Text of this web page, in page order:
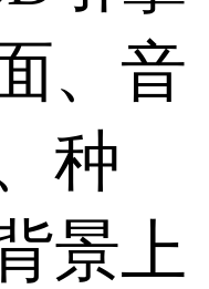
、音
种
景上